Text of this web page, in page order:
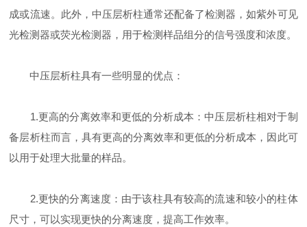
成或流速。此外，中压层析柱通常还配备了检测器，如紫外可见
光检测器或荧光检测器，用于检测样品组分的信号强度和浓度。
中压层析柱具有一些明显的优点：
1.更高的分离效率和更低的分析成本：中压层析柱相对于制
备层析柱而言，具有更高的分离效率和更低的分析成本，因此可
以用于处理大批量的样品。
2.更快的分离速度：由于该柱具有较高的流速和较小的柱体
尺寸，可以实现更快的分离速度，提高工作效率。